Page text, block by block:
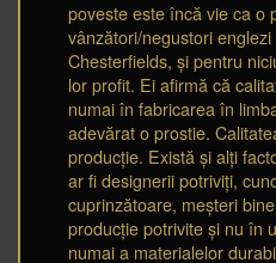
poveste este încă vie ca o
vânzători/negustori
Chesterfields, și pentru
lor profit. Ei afirmă că
numai în fabricarea în
adevărat o prostie.
producție. Există și alți
ar fi designerii potriviți,
cuprinzătoare, meșteri
producție potrivite și nu în
numai a materialelor